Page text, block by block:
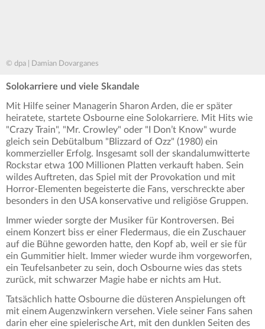
© dpa | Damian Dovarganes
Solokarriere und viele Skandale
Mit Hilfe seiner Managerin Sharon Arden, die er später
heiratete, startete Osbourne eine Solokarriere. Mit Hits wie
"Crazy Train", "Mr. Crowley" oder "I Don’t Know" wurde
gleich sein Debütalbum "Blizzard of Ozz" (1980) ein
kommerzieller Erfolg. Insgesamt soll der skandalumwitterte
Rockstar etwa 100 Millionen Platten verkauft haben. Sein
wildes Auftreten, das Spiel mit der Provokation und mit
Horror-Elementen begeisterte die Fans, verschreckte aber
besonders in den USA konservative und religiöse Gruppen.
Immer wieder sorgte der Musiker für Kontroversen. Bei
einem Konzert biss er einer Fledermaus, die ein Zuschauer
auf die Bühne geworden hatte, den Kopf ab, weil er sie für
ein Gummitier hielt. Immer wieder wurde ihm vorgeworfen,
ein Teufelsanbeter zu sein, doch Osbourne wies das stets
zurück, mit schwarzer Magie habe er nichts am Hut.
Tatsächlich hatte Osbourne die düsteren Anspielungen oft
mit einem Augenzwinkern versehen. Viele seiner Fans sahen
darin eher eine spielerische Art, mit den dunklen Seiten des